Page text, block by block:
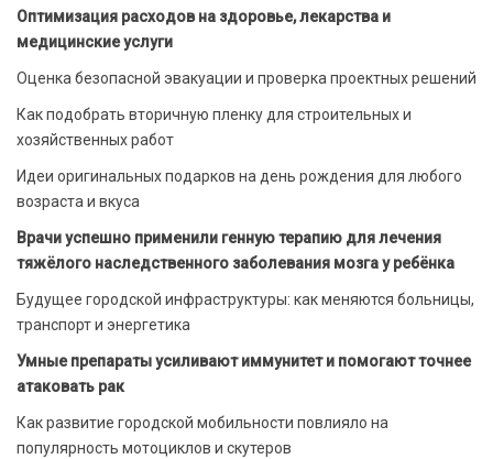
Оптимизация расходов на здоровье, лекарства и
медицинские услуги
Оценка безопасной эвакуации и проверка проектных решений
Как подобрать вторичную пленку для строительных и
хозяйственных работ
Идеи оригинальных подарков на день рождения для любого
возраста и вкуса
Врачи успешно применили генную терапию для лечения
тяжёлого наследственного заболевания мозга у ребёнка
Будущее городской инфраструктуры: как меняются больницы,
транспорт и энергетика
Умные препараты усиливают иммунитет и помогают точнее
атаковать рак
Как развитие городской мобильности повлияло на
популярность мотоциклов и скутеров